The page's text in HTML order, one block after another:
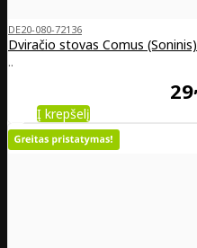
DE20-080-72136
Dviračio stovas Comus (Soninis)
..
29
Į krepšelį